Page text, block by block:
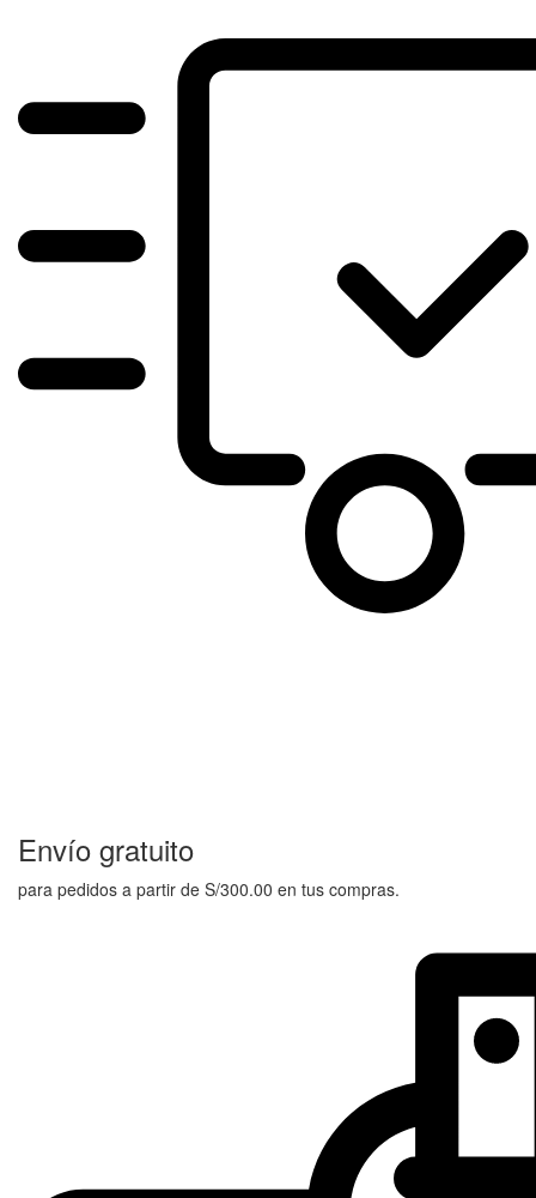
Envío gratuito
para pedidos a partir de S/300.00 en tus compras.